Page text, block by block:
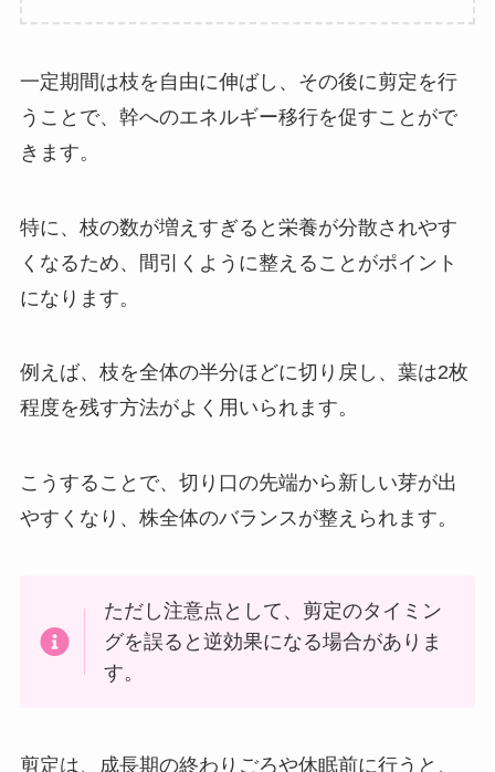
一定期間は枝を自由に伸ばし、その後に剪定を行
うことで、幹へのエネルギー移行を促すことがで
きます。
特に、枝の数が増えすぎると栄養が分散されやす
くなるため、間引くように整えることがポイント
になります。
例えば、枝を全体の半分ほどに切り戻し、葉は2枚
程度を残す方法がよく用いられます。
こうすることで、切り口の先端から新しい芽が出
やすくなり、株全体のバランスが整えられます。
ただし注意点として、剪定のタイミン
グを誤ると逆効果になる場合がありま
す。
剪定は、成長期の終わりごろや休眠前に行うと、